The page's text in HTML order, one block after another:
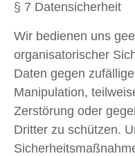
§ 7 Datensicherheit
Wir bedienen uns
organisatorischer
Daten gegen
Manipulation,
Zerstörung oder
Dritter zu schützen.